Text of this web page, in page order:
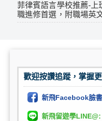
菲律賓語言學校推薦-上
職進修首選，附職場英
歡迎按讚追蹤，掌握
新飛Facebook臉
新飛留遊學LINE@: